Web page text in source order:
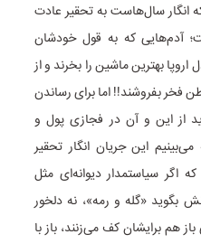
انگار سال‌هاست به تحقیر عادت
آدم‌هایی که به قول خودشان
بهترین ماشین را بخرند و از
بفروشند!! اما برای رساندن
از این و آن در فجازی پول و
این جریان انگار تحقیر
اگر سیاستمدار دیوانه‌ای مثل
بگوید «گله و رمه»، نه دلخور
هم برایشان کف می‌زنند، باز با